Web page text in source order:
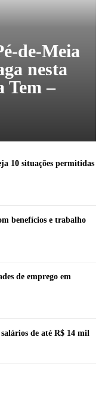
de-Meia
nesta
Tem –
10 situações permitidas
benefícios e trabalho
de emprego em
de até R$ 14 mil